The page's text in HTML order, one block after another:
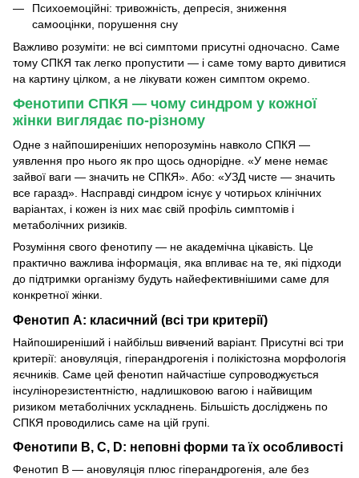
Психоемоційні: тривожність, депресія, зниження
самооцінки, порушення сну
Важливо розуміти: не всі симптоми присутні одночасно. Саме
тому СПКЯ так легко пропустити — і саме тому варто дивитися
на картину цілком, а не лікувати кожен симптом окремо.
Фенотипи СПКЯ — чому синдром у кожної
жінки виглядає по-різному
Одне з найпоширеніших непорозумінь навколо СПКЯ —
уявлення про нього як про щось однорідне. «У мене немає
зайвої ваги — значить не СПКЯ». Або: «УЗД чисте — значить
все гаразд». Насправді синдром існує у чотирьох клінічних
варіантах, і кожен із них має свій профіль симптомів і
метаболічних ризиків.
Розуміння свого фенотипу — не академічна цікавість. Це
практично важлива інформація, яка впливає на те, які підходи
до підтримки організму будуть найефективнішими саме для
конкретної жінки.
Фенотип А: класичний (всі три критерії)
Найпоширеніший і найбільш вивчений варіант. Присутні всі три
критерії: ановуляція, гіперандрогенія і полікістозна морфологія
яєчників. Саме цей фенотип найчастіше супроводжується
інсулінорезистентністю, надлишковою вагою і найвищим
ризиком метаболічних ускладнень. Більшість досліджень по
СПКЯ проводились саме на цій групі.
Фенотипи B, C, D: неповні форми та їх особливості
Фенотип B — ановуляція плюс гіперандрогенія, але без